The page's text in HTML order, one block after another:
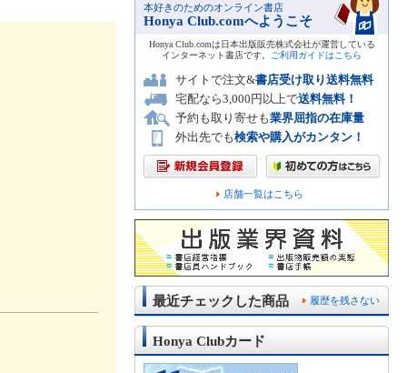
本好きのためのオンライン書店
Honya Club.comへようこそ
Honya Club.comは日本出版販売株式会社が運営している
インターネット書店です。
ご利用ガイドはこちら
サイトで注文&書店受け取り送料無料
宅配なら3,000円以上で送料無料！
予約も取り寄せも業界屈指の在庫量
外出先でも検索や購入がカンタン！
店舗一覧はこちら
履歴を残さない
最近チェックした商品
Honya Clubカード